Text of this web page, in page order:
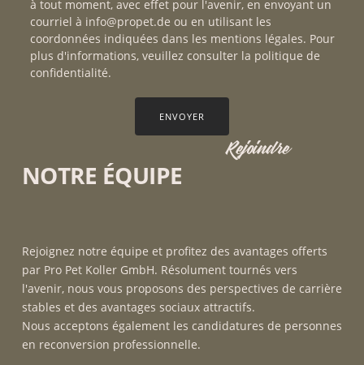
à tout moment, avec effet pour l'avenir, en envoyant un
courriel à info@propet.de ou en utilisant les
coordonnées indiquées dans les mentions légales. Pour
plus d'informations, veuillez consulter la politique de
confidentialité.
ENVOYER
Rejoindre
NOTRE ÉQUIPE
Rejoignez notre équipe et profitez des avantages offerts
par Pro Pet Koller GmbH. Résolument tournés vers
l'avenir, nous vous proposons des perspectives de carrière
stables et des avantages sociaux attractifs.
Nous acceptons également les candidatures de personnes
en reconversion professionnelle.